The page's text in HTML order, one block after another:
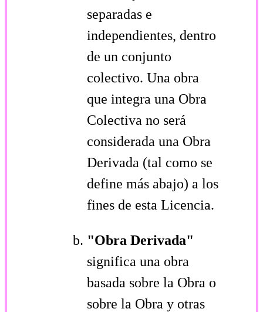
separadas e
independientes, dentro
de un conjunto
colectivo. Una obra
que integra una Obra
Colectiva no será
considerada una Obra
Derivada (tal como se
define más abajo) a los
fines de esta Licencia.
"Obra Derivada"
significa una obra
basada sobre la Obra o
sobre la Obra y otras